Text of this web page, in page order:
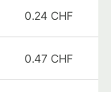
0.24 CHF
0.47 CHF